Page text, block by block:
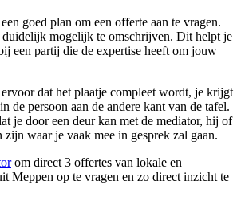
goed plan om een offerte aan te vragen.
duidelijk mogelijk te omschrijven. Dit helpt je
een partij die de expertise heeft om jouw
dat het plaatje compleet wordt, je krijgt
de persoon aan de andere kant van de tafel.
je door een deur kan met de mediator, hij of
zijn waar je vaak mee in gesprek zal gaan.
om direct 3 offertes van lokale en
Meppen op te vragen en zo direct inzicht te